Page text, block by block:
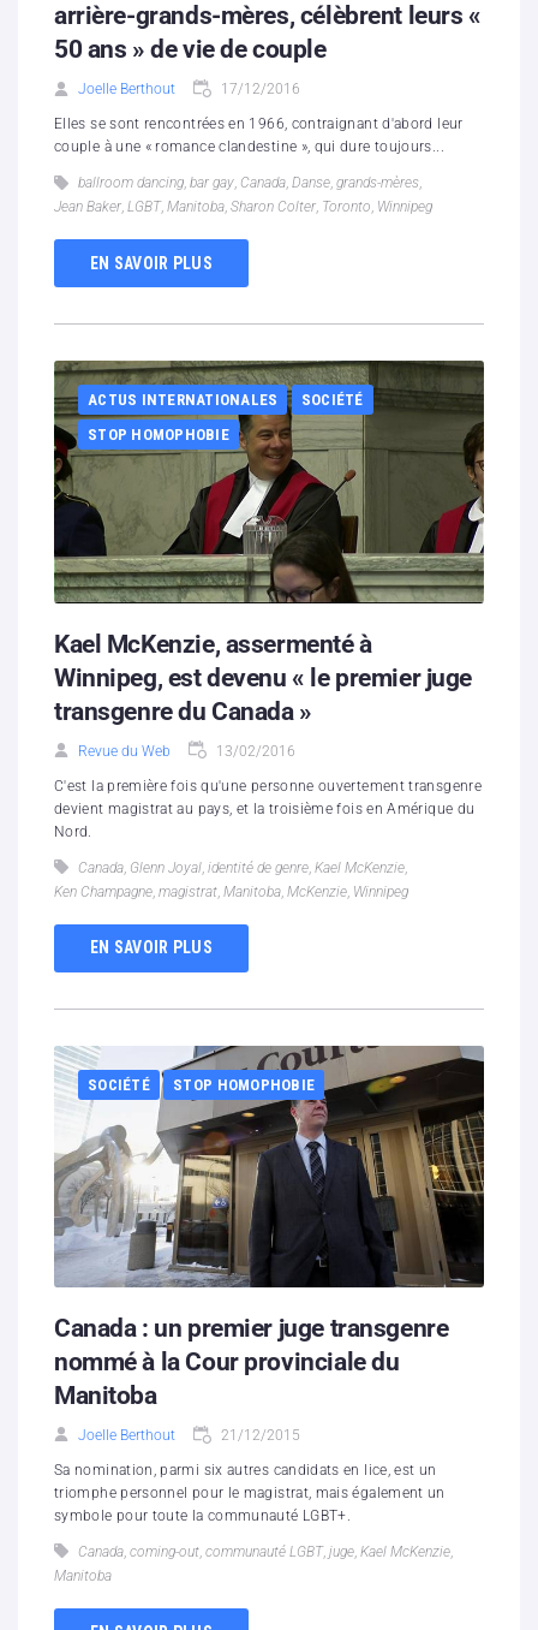
arrière-grands-mères, célèbrent leurs «
50 ans » de vie de couple
Joelle Berthout 17/12/2016
Elles se sont rencontrées en 1966, contraignant d'abord leur
couple à une « romance clandestine », qui dure toujours...
ballroom dancing, bar gay, Canada, Danse, grands-mères,
Jean Baker, LGBT, Manitoba, Sharon Colter, Toronto, Winnipeg
EN SAVOIR PLUS
ACTUS INTERNATIONALES
SOCIÉTÉ
STOP HOMOPHOBIE
Kael McKenzie, assermenté à
Winnipeg, est devenu « le premier juge
transgenre du Canada »
Revue du Web 13/02/2016
C'est la première fois qu'une personne ouvertement transgenre
devient magistrat au pays, et la troisième fois en Amérique du
Nord.
Canada Glenn Joyal identité de genre Kael McKenzie
Ken Champagne magistrat Manitoba McKenzie Winnipeg
EN SAVOIR PLUS
SOCIÉTÉ STOP HOMOPHOBIE
Canada : un premier juge transgenre
nommé à la Cour provinciale du
Manitoba
Joelle Berthout 21/12/2015
Sa nomination, parmi six autres candidats en lice, est un
triomphe personnel pour le magistrat, mais également un
symbole pour toute la communauté LGBT+.
Canada, coming-out, communauté LGBT, juge, Kael McKenzie,
Manitoba